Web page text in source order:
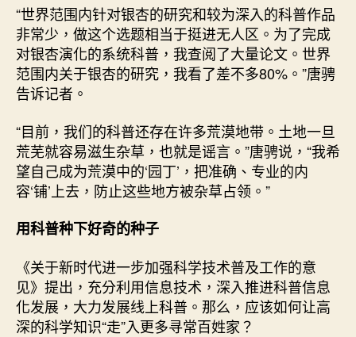
“世界范围内针对银杏的研究和较为深入的科普作品
非常少，做这个选题相当于挺进无人区。为了完成
对银杏演化的系统科普，我查阅了大量论文。世界
范围内关于银杏的研究，我看了差不多80%。”唐骋
告诉记者。
“目前，我们的科普还存在许多荒漠地带。土地一旦
荒芜就容易滋生杂草，也就是谣言。”唐骋说，“我希
望自己成为荒漠中的‘园丁’，把准确、专业的内
容‘铺’上去，防止这些地方被杂草占领。”
用科普种下好奇的种子
《关于新时代进一步加强科学技术普及工作的意
见》提出，充分利用信息技术，深入推进科普信息
化发展，大力发展线上科普。那么，应该如何让高
深的科学知识“走”入更多寻常百姓家？